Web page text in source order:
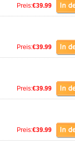
Preis:€39.99
Preis:€39.99
Preis:€39.99
Preis:€39.99